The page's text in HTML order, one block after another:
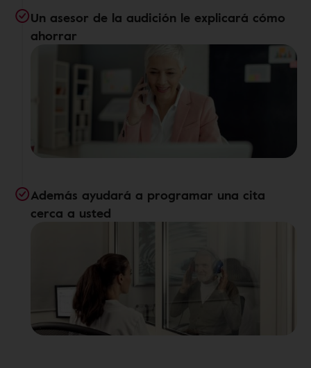
Un asesor de la audición le explicará cómo
ahorrar
Además ayudará a programar una cita
cerca a usted